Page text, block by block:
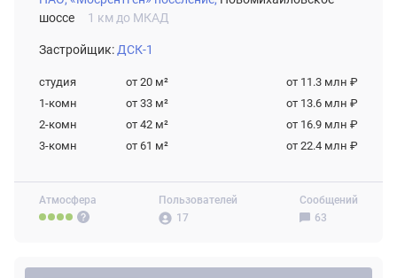
Атмосфера
Пользователей
17
Сообщений
63
шоссе
1 км до МКАД
Застройщик: ДСК-1
студия от 20 м²
от 11.3 млн ₽
1-комн
от 33 м²
от 13.6 млн ₽
2-комн
от 42 м²
от 16.9 млн ₽
3-комн
от 61 м² от 22.4 млн ₽